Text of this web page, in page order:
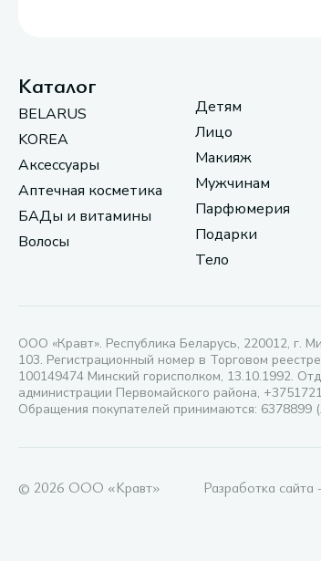
Каталог
BELARUS
KOREA
Аксессуары
Аптечная косметика
БАДы и витамины
Волосы
Детям
Лицо
Макияж
Мужчинам
Парфюмерия
Подарки
Тело
ООО «Кравт». Республика Беларусь, 220012, г.
103. Регистрационный номер в Торговом
100149474 Минский горисполком, 13.10.1992.
администрации Первомайского района,
Обращения покупателей принимаются: 6378899
© 2026 ООО «Кравт» Разработка